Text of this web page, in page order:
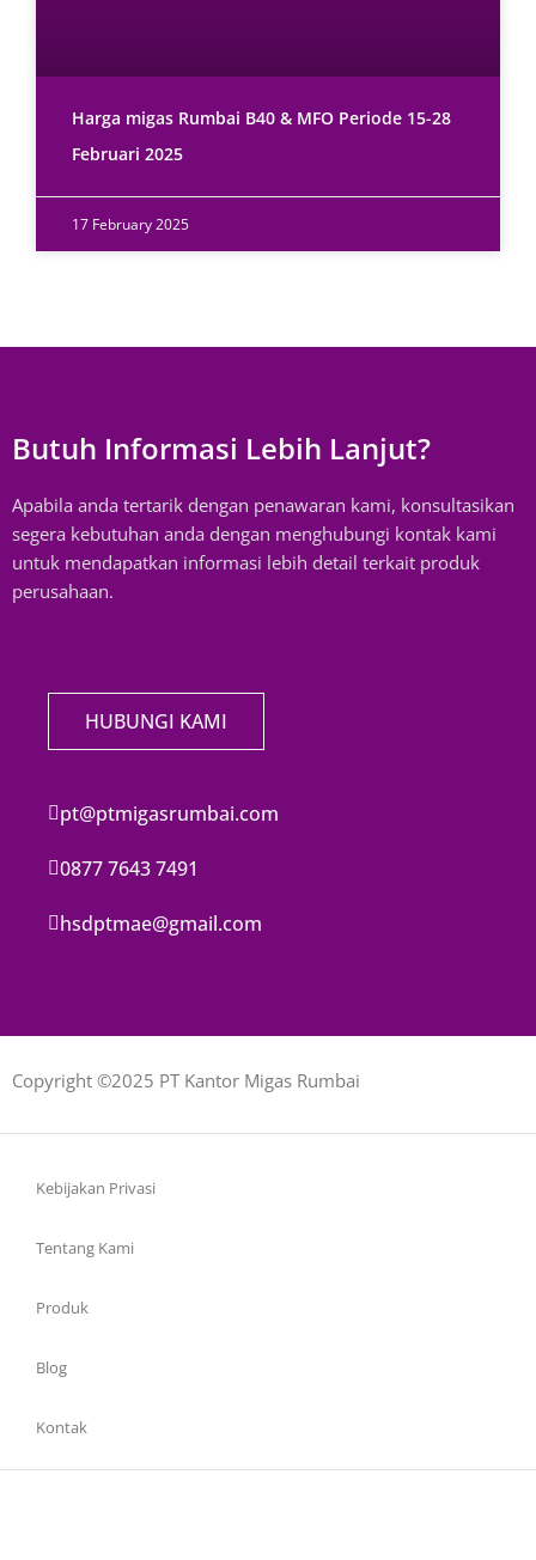
Harga migas Rumbai B40 & MFO Periode 15-28
Februari 2025
17 February 2025
Butuh Informasi Lebih Lanjut?
Apabila anda tertarik dengan penawaran kami, konsultasikan
segera kebutuhan anda dengan menghubungi kontak kami
untuk mendapatkan informasi lebih detail terkait produk
perusahaan.
HUBUNGI KAMI
pt@ptmigasrumbai.com
0877 7643 7491
hsdptmae@gmail.com
Copyright ©2025 PT Kantor Migas Rumbai
Kebijakan Privasi
Tentang Kami
Produk
Blog
Kontak